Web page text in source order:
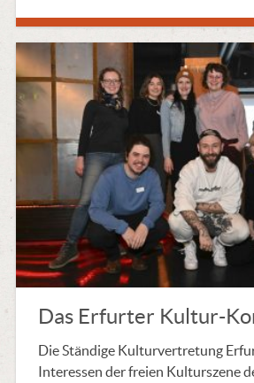
Das Erfurter Kultur-
Die Ständige Kulturvertretung
Interessen der freien Kulturszene